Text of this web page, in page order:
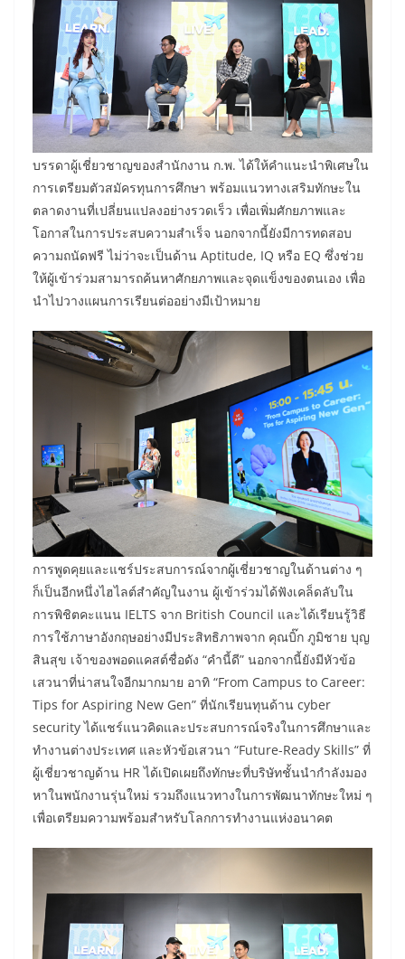
บรรดาผู้เชี่ยวชาญของสำนักงาน ก.พ. ได้ให้คำแนะนำพิเศษใน
การเตรียมตัวสมัครทุนการศึกษา พร้อมแนวทางเสริมทักษะใน
ตลาดงานที่เปลี่ยนแปลงอย่างรวดเร็ว เพื่อเพิ่มศักยภาพและ
โอกาสในการประสบความสำเร็จ นอกจากนี้ยังมีการทดสอบ
ความถนัดฟรี ไม่ว่าจะเป็นด้าน Aptitude, IQ หรือ EQ ซึ่งช่วย
ให้ผู้เข้าร่วมสามารถค้นหาศักยภาพและจุดแข็งของตนเอง เพื่อ
นำไปวางแผนการเรียนต่ออย่างมีเป้าหมาย
การพูดคุยและแชร์ประสบการณ์จากผู้เชี่ยวชาญในด้านต่าง ๆ
ก็เป็นอีกหนึ่งไฮไลต์สำคัญในงาน ผู้เข้าร่วมได้ฟังเคล็ดลับใน
การพิชิตคะแนน IELTS จาก British Council และได้เรียนรู้วิธี
การใช้ภาษาอังกฤษอย่างมีประสิทธิภาพจาก คุณบิ๊ก ภูมิชาย บุญ
สินสุข เจ้าของพอดแคสต์ชื่อดัง “คำนี้ดี” นอกจากนี้ยังมีหัวข้อ
เสวนาที่น่าสนใจอีกมากมาย อาทิ “From Campus to Career:
Tips for Aspiring New Gen” ที่นักเรียนทุนด้าน cyber
security ได้แชร์แนวคิดและประสบการณ์จริงในการศึกษาและ
ทำงานต่างประเทศ และหัวข้อเสวนา “Future-Ready Skills” ที่
ผู้เชี่ยวชาญด้าน HR ได้เปิดเผยถึงทักษะที่บริษัทชั้นนำกำลังมอง
หาในพนักงานรุ่นใหม่ รวมถึงแนวทางในการพัฒนาทักษะใหม่ ๆ
เพื่อเตรียมความพร้อมสำหรับโลกการทำงานแห่งอนาคต